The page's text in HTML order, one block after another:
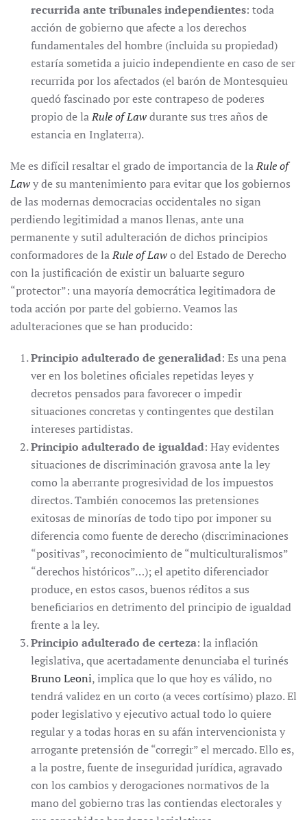
recurrida ante tribunales independientes: toda
acción de gobierno que afecte a los derechos
fundamentales del hombre (incluida su propiedad)
estaría sometida a juicio independiente en caso de ser
recurrida por los afectados (el barón de Montesquieu
quedó fascinado por este contrapeso de poderes
propio de laRule of Lawdurante sus tres años de
estancia en Inglaterra).
Me es difícil resaltar el grado de importancia de laRule of
Lawy de su mantenimiento para evitar que los gobiernos
de las modernas democracias occidentales no sigan
perdiendo legitimidad a manos llenas, ante una
permanente y sutil adulteración de dichos principios
conformadores de laRule of Lawo del Estado de Derecho
con la justificación de existir un baluarte seguro
“protector”: una mayoría democrática legitimadora de
toda acción por parte del gobierno. Veamos las
adulteraciones que se han producido:
Principio adulterado de generalidad: Es una pena
ver en los boletines oficiales repetidas leyes y
decretos pensados para favorecer o impedir
situaciones concretas y contingentes que destilan
intereses partidistas.
Principio adulterado de igualdad: Hay evidentes
situaciones de discriminación gravosa ante la ley
como la aberrante progresividad de los impuestos
directos. También conocemos las pretensiones
exitosas de minorías de todo tipo por imponer su
diferencia como fuente de derecho (discriminaciones
“positivas”, reconocimiento de “multiculturalismos”
“derechos históricos”…); el apetito diferenciador
produce, en estos casos, buenos réditos a sus
beneficiarios en detrimento del principio de igualdad
frente a la ley.
Principio adulterado de certeza: la inflación
legislativa, que acertadamente denunciaba el turinés
BrunoLeoni, implica que lo que hoy es válido, no
tendrá validez en un corto (a veces cortísimo) plazo. El
poder legislativo y ejecutivo actual todo lo quiere
regular y a todas horas en su afán intervencionista y
arrogante pretensión de “corregir” el mercado. Ello es,
a la postre, fuente de inseguridad jurídica, agravado
con los cambios y derogaciones normativos de la
mano del gobierno tras las contiendas electorales y